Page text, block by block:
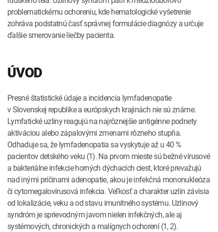
problematickému ochoreniu, kde hematologické vyšetrenie
zohráva podstatnú časť správnej formulácie diagnózy a určuje
ďalšie smerovanie liečby pacienta.
ÚVOD
Presné štatistické údaje a incidencia lymfadenopatie
v Slovenskej republike a európskych krajinách nie sú známe.
Lymfatické uzliny reagujú na najrôznejšie antigénne podnety
aktiváciou alebo zápalovými zmenami rôzneho stupňa.
Odhaduje sa, že lymfadenopatia sa vyskytuje až u 40 %
pacientov detského veku (1). Na prvom mieste sú bežné vírusové
a bakteriálne infekcie horných dýchacích ciest, ktoré prevažujú
nad inými príčinami adenopatie, akou je infekčná mononukleóza
či cytomegalovírusová infekcia. Veľkosť a charakter uzlín závisia
od lokalizácie, veku a od stavu imunitného systému. Uzlinový
syndróm je sprievodným javom nielen infekčných, ale aj
systémových, chronických a malígnych ochorení (1, 2).